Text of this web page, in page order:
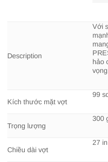
Description
Với
hảo
Kích thước mặt vợt
99
Trọng lượng
300
Chiều dài vợt
27